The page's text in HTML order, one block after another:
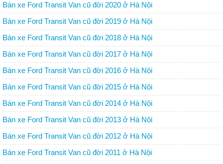
Bán xe Ford Transit Van cũ đời 2020 ở Hà Nội
Bán xe Ford Transit Van cũ đời 2019 ở Hà Nội
Bán xe Ford Transit Van cũ đời 2018 ở Hà Nội
Bán xe Ford Transit Van cũ đời 2017 ở Hà Nội
Bán xe Ford Transit Van cũ đời 2016 ở Hà Nội
Bán xe Ford Transit Van cũ đời 2015 ở Hà Nội
Bán xe Ford Transit Van cũ đời 2014 ở Hà Nội
Bán xe Ford Transit Van cũ đời 2013 ở Hà Nội
Bán xe Ford Transit Van cũ đời 2012 ở Hà Nội
Bán xe Ford Transit Van cũ đời 2011 ở Hà Nội